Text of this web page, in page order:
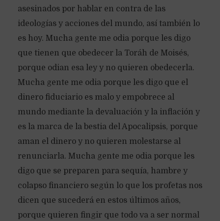
asesinados por hablar en contra de las
ideologías y acciones del mundo, así también lo
es hoy. Mucha gente me odia porque les digo
que tienen que obedecer la Toráh de Moisés,
porque odian esa ley y no quieren obedecerla.
Mucha gente me odia porque les digo que el
dinero fiduciario es malo y empobrece al
mundo mediante la devaluación y la inflación y
es la marca de la bestia del Apocalipsis, porque
aman el dinero y no quieren molestarse al
renunciarla. Mucha gente me odia porque les
digo que se preparen para sequía, hambre y
colapso financiero según lo que los profetas nos
dicen que sucederá en estos últimos años,
porque quieren fingir que todo va a ser normal